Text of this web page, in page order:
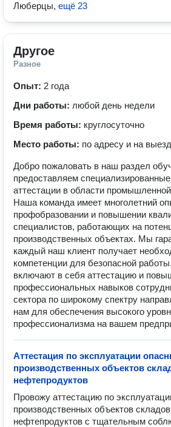
Люберцы, ещё 23
Другое
Разное
Опыт: 2 года
Дни работы: любой день недели
Время работы: круглосуточно
Место работы: по адресу и на
Добро пожаловать в наш раздел
предоставляем
аттестации в области
Наша команда имеет многолетний
профобразовании и повышении
специалистов, работающих на
производственных объектах. Мы
каждый наш клиент получает
компетенции для безопасной
включают в себя аттестацию и
профессиональных навыков
сектора по широкому спектру
нам для обеспечения высокого
профессионализма на вашем
Аттестация по эксплуатации
производственных объектов
нефтепродуктов
Провожу аттестацию по
производственных объектов
нефтепродуктов с тщательным